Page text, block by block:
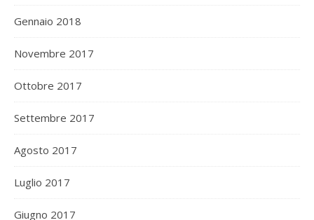
Gennaio 2018
Novembre 2017
Ottobre 2017
Settembre 2017
Agosto 2017
Luglio 2017
Giugno 2017